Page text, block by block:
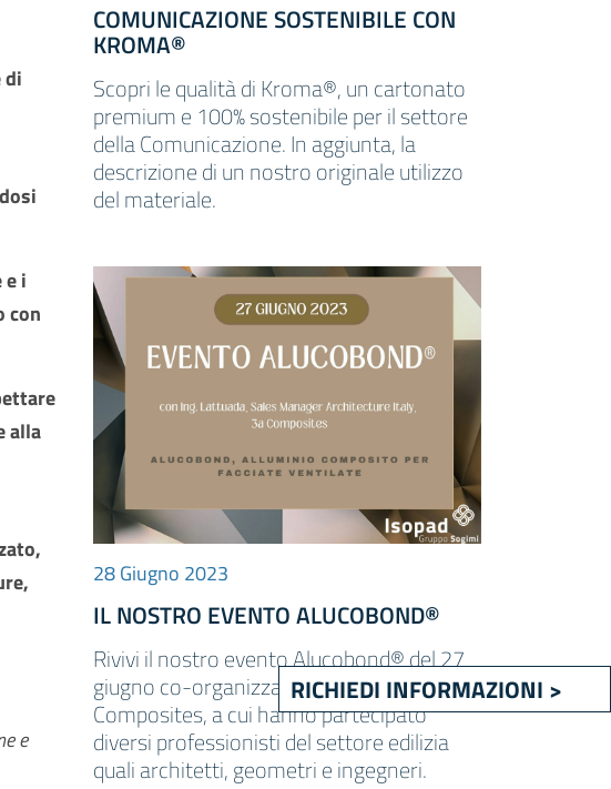
RICHIEDI INFORMAZIONI >
di
i
con
alla
e
COMUNICAZIONE SOSTENIBILE CON
KROMA®
Scopri le qualità di Kroma®, un cartonato
premium e 100% sostenibile per il settore
della Comunicazione. In aggiunta, la
descrizione di un nostro originale utilizzo
del materiale.
28 Giugno 2023
IL NOSTRO EVENTO ALUCOBOND®
Rivivi il nostro evento Alucobond® del 27
giugno co-organizzato con 3A
Composites, a cui hanno partecipato
diversi professionisti del settore edilizia
quali architetti, geometri e ingegneri.